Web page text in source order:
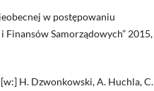
w postępowaniu
Samorządowych” 2015,
H. Dzwonkowski, A. Huchla, C.